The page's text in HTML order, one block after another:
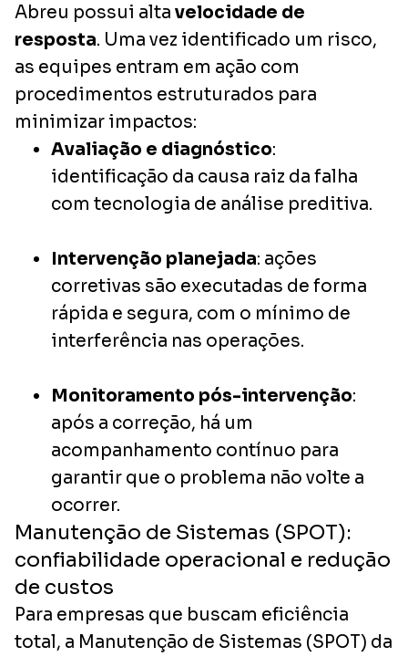
Abreu possui alta velocidade de
resposta. Uma vez identificado um risco,
as equipes entram em ação com
procedimentos estruturados para
minimizar impactos:
Avaliação e diagnóstico:
identificação da causa raiz da falha
com tecnologia de análise preditiva.
Intervenção planejada: ações
corretivas são executadas de forma
rápida e segura, com o mínimo de
interferência nas operações.
Monitoramento pós-intervenção:
após a correção, há um
acompanhamento contínuo para
garantir que o problema não volte a
ocorrer.
Manutenção de Sistemas (SPOT):
confiabilidade operacional e redução
de custos
Para empresas que buscam eficiência
total, a Manutenção de Sistemas (SPOT) da